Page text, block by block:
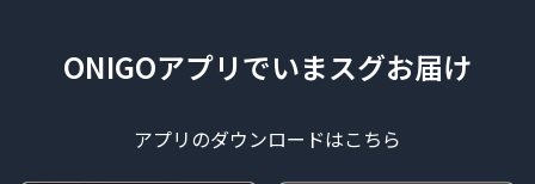
ONIGOアプリでいまスグお届け
アプリのダウンロードはこちら